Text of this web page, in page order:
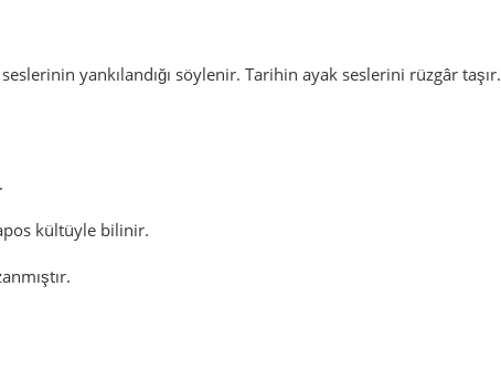
yankılandığı söylenir. Tarihin ayak seslerini rüzgâr taşır.
kültüyle bilinir.